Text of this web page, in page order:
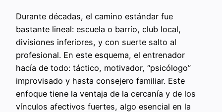
Durante décadas, el camino estándar fue
bastante lineal: escuela o barrio, club local,
divisiones inferiores, y con suerte salto al
profesional. En este esquema, el entrenador
hacía de todo: táctico, motivador, “psicólogo”
improvisado y hasta consejero familiar. Este
enfoque tiene la ventaja de la cercanía y de los
vínculos afectivos fuertes, algo esencial en la